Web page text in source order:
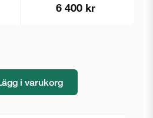
6 400 kr
i varukorg